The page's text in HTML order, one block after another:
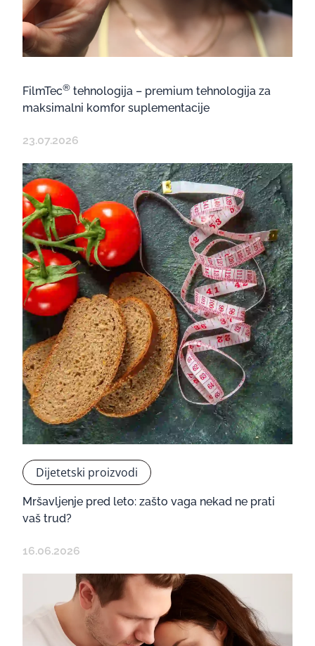
FilmTec® tehnologija – premium tehnologija za
maksimalni komfor suplementacije
23.07.2026
Dijetetski proizvodi
Mršavljenje pred leto: zašto vaga nekad ne prati
vaš trud?
16.06.2026